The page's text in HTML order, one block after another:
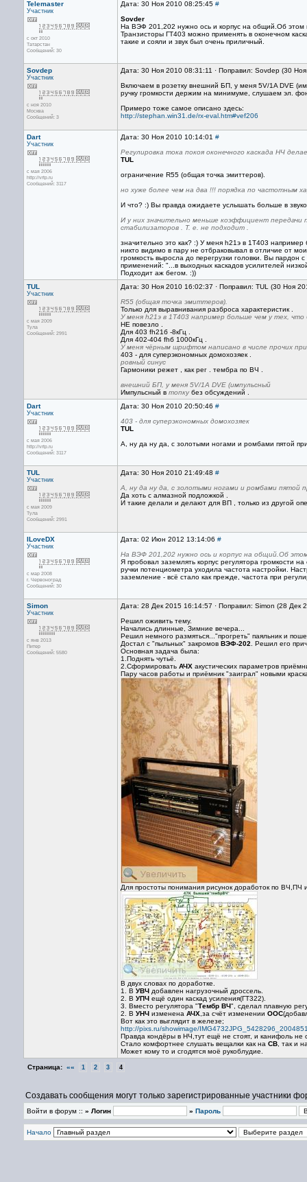
Telemaster
Участник
с окт 2010
Татарстан
Сообщений: 30
Дата: 30 Ноя 2010 08:25:45 #
Sovder
На ВЭФ 201,202 нужно ось и корпус на общий.Об этом
Транзисторы ГТ403 можно применять в оконечном
такие и сояли и звук был очень приличный.
Sovdep
Участник
с ноя 2010
Москва
Сообщений: 3
Дата: 30 Ноя 2010 08:31:11 · Поправил: Sovdep (30
Включаем в розетку внешний БП, у меня 5V/1A DVE
ручку громкости держим на минимуме, слушаем эл.
Примеро тоже самое описано здесь:
http://stephan.win31.de/rx-eval.htm#vef206
Dart
Участник
с мая 2006
http://vrtp.ru
Сообщений: 3117
Дата: 30 Ноя 2010 10:14:01 #
Регулировка тока покоя оконечного каскада НЧ
TUL
ограничение R55 (общая точка эмиттеров).
но хуже более чем на два !!! порядка по частотным
И что? :) Вы правда ожидаете услышать больше в
И у них значительно меньше коэффициент
стабилизаторов . Т. е. не подходит .
значительно это как? :) У меня h21э в 1Т403
никто видимо в пару не отбраковывал в отличие от
громкость выросла до перегрузки головки. Вы
применений: "...в выходных каскадов усилителей
Подходит аж бегом. :))
TUL
Участник
с мая 2009
Тула
Сообщений: 2991
Дата: 30 Ноя 2010 16:02:37 · Поправил: TUL (30 Ноя
R55 (общая точка эмиттеров).
Только для выравнивания разброса характеристик .
У меня h21э в 1Т403 например больше чем у тех, что
НЕ повезло .
Для 403 fh21б -8кГц .
Для 402-404 fhб 1000кГц .
У меня чёрным шрифтом написано в числе прочих
403 - для суперэкономных домохозяек .
ровный синус
Гармоники режет , как рег . тембра по ВЧ .
внешний БП, у меня 5V/1A DVE (импульсный
Импульсный в топкубез обсуждений .
Dart
Участник
с мая 2006
http://vrtp.ru
Сообщений: 3117
Дата: 30 Ноя 2010 20:50:46 #
403 - для суперэкономных домохозяек
TUL
А, ну да ну да, с золотыми ногами и ромбами пятой
TUL
Участник
с мая 2009
Тула
Сообщений: 2991
Дата: 30 Ноя 2010 21:49:48 #
А, ну да ну да, с золотыми ногами и ромбами пятой
Да хоть с алмазной подложкой .
И такие делали и делают для ВП , только из другой
ILoveDX
Участник
с мар 2008
г. Червоноград
Сообщений: 30
Дата: 02 Июн 2012 13:14:06 #
На ВЭФ 201,202 нужно ось и корпус на общий.Об
Я пробовал заземлять корпус регулятора громкости
ручки потенциометра уходила частота настройки.
заземление - всё стало как прежде, частота при
Simon
Участник
с янв 2013
Питер
Сообщений: 5580
Дата: 28 Дек 2015 16:14:57 · Поправил: Simon (28 Дек
Решил оживить тему.
Начались длинные, Зимние вечера...
Решил немного размяться..."прогреть" паяльник и
Достал с "пыльных" закромов ВЭФ-202 . Решил его
Основная задача была:
1.Поднять чутьё.
2.Сформировать АЧХ акустических параметров
Пару часов работы и приёмник "заиграл" новыми
Для простоты понимания рисунок доработок по ВЧ,ПЧ
В двух словах по доработке.
1. В УВЧ добавлен нагрузочный дроссель.
2. В УПЧ ещё один каскад усиления(ГТ322).
3. Вместо регулятора "Тембр ВЧ", сделал плавную
2. В УНЧ изменена АЧХ ,за счёт изменении ООС
Вот как это выглядит в железе;
http://pixs.ru/showimage/
Правда кондёры в НЧ,тут ещё не стоят, и канифоль не
Стало комфортнее слушать вещалки как на СВ , так и
Может кому то и сгодятся моё рукоблудие.
Страница: «« 1 2 3 4
Создавать сообщения могут только зарегистрированные участники
Войти в форум :: » Логин » Пароль
Начало